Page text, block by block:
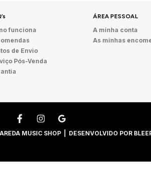
funciona
de Envio
Pós-Venda
ÁREA PESSOAL
A minha conta
As minhas
MUSIC SHOP | DESENVOLVIDO POR